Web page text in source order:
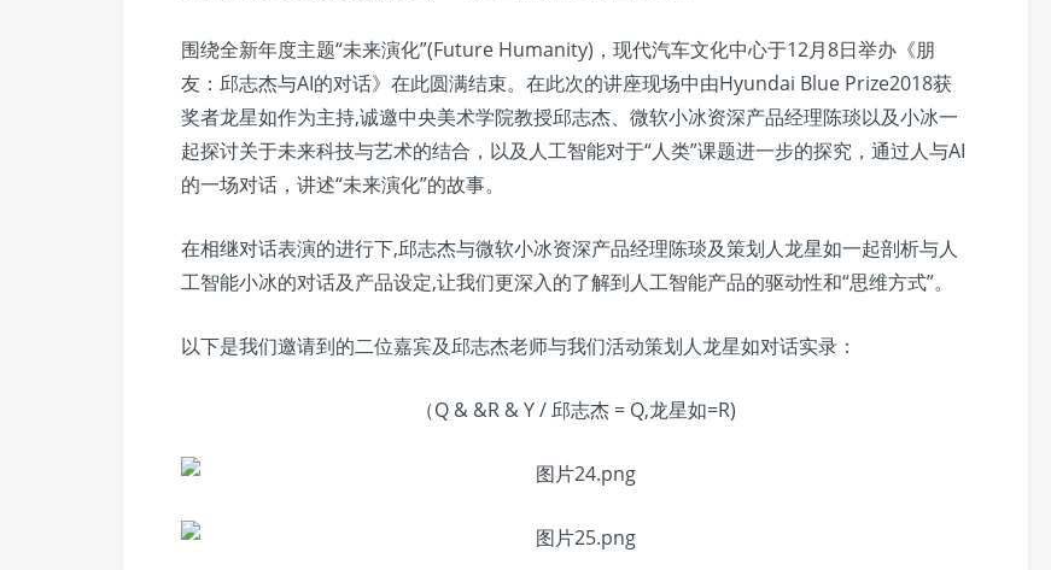
围绕全新年度主题“未来演化”(Future Humanity)，现代汽车文化中心于12月8日举办《朋
友：邱志杰与AI的对话》在此圆满结束。在此次的讲座现场中由Hyundai Blue Prize2018获
奖者龙星如作为主持,诚邀中央美术学院教授邱志杰、微软小冰资深产品经理陈琰以及小冰一
起探讨关于未来科技与艺术的结合，以及人工智能对于“人类”课题进一步的探究，通过人与AI
的一场对话，讲述“未来演化”的故事。
在相继对话表演的进行下,邱志杰与微软小冰资深产品经理陈琰及策划人龙星如一起剖析与人
工智能小冰的对话及产品设定,让我们更深入的了解到人工智能产品的驱动性和“思维方式”。
以下是我们邀请到的二位嘉宾及邱志杰老师与我们活动策划人龙星如对话实录：
（Q & &R & Y / 邱志杰 = Q,龙星如=R)